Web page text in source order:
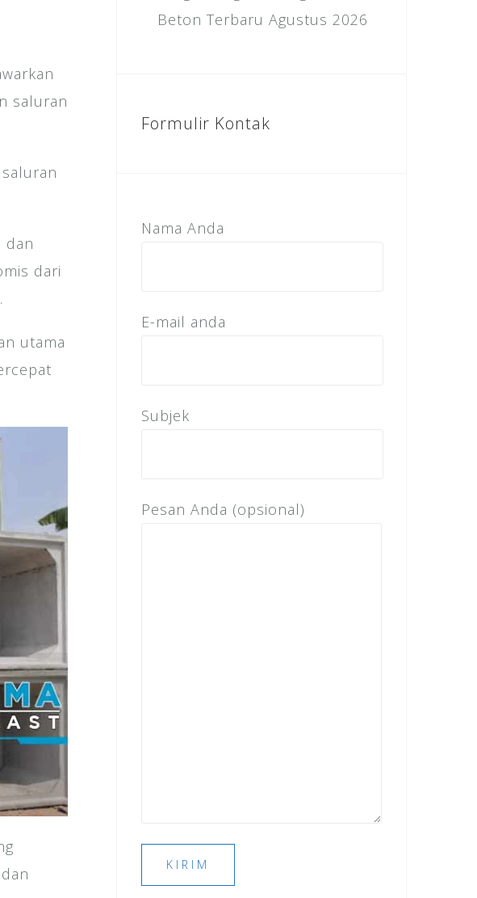
saluran
dan
dari
utama
Beton Terbaru Agustus 2026
Formulir Kontak
Nama Anda
E-mail anda
Subjek
Pesan Anda (opsional)